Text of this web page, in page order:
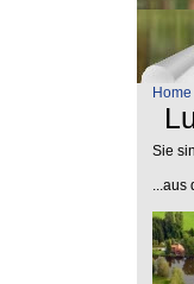
Home
Sie
...aus